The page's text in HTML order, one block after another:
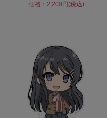
価格：2,200円(税込)